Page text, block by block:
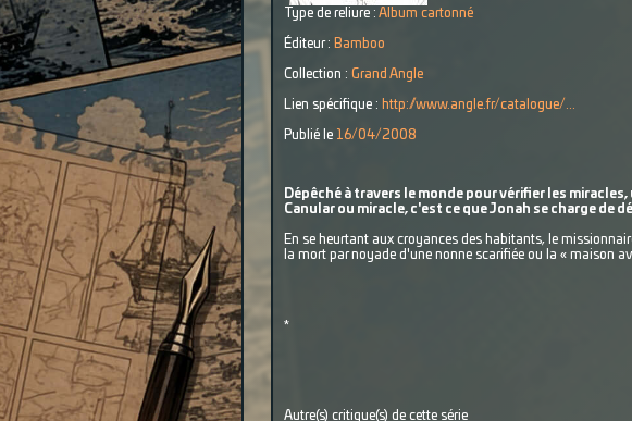
Type de reliure : Album cartonné
Éditeur : Bamboo
Collection : Grand Angle
Lien spécifique : http://www.angle.fr/catalogue/...
Publié le 16/04/2008
Dépêché à travers le monde pour vérifier les
Canular ou miracle, c'est ce que Jonah se charge de
En se heurtant aux croyances des habitants, le
la mort par noyade d'une nonne scarifiée ou la « maison
*
Autre(s) critique(s) de cette série